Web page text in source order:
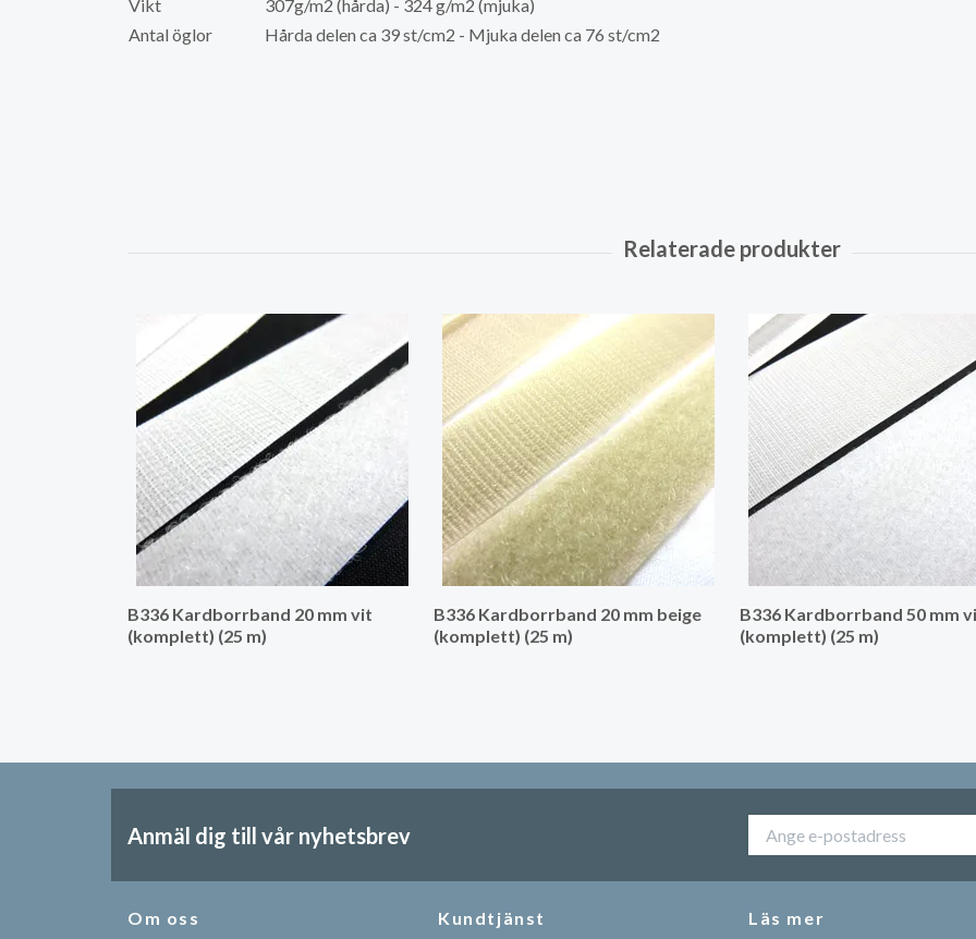
Vikt
307g/m2 (hårda) - 324 g/m2 (mjuka)
Antal öglor
Hårda delen ca 39 st/cm2 - Mjuka delen ca 76 st/cm2
B336 Kardborrband 20 mm vit
(komplett) (25 m)
B336 Kardborrband 20 mm beige
(komplett) (25 m)
B336 Kardborrband 50 mm
(komplett) (25 m)
Anmäl dig till vår nyhetsbrev
Om oss Kundtjänst Läs mer